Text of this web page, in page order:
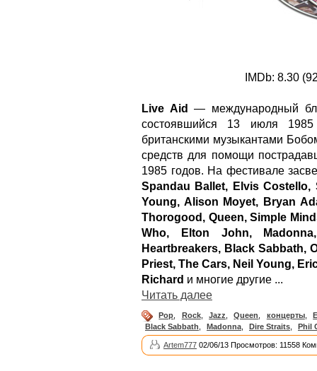
IMDb: 8.30
Live Aid
— международный
состоявшийся 13 июля 1985
британскими музыкантами
средств для помощи
1985 годов. На фестивале
Spandau Ballet, Elvis
Young, Alison Moyet, Bryan
Thorogood, Queen, Simple
Who, Elton John,
Heartbreakers, Black Sabbath,
Priest, The Cars, Neil Young,
Richard и многие другие ...
Читать далее
Pop Rock, Jazz Queen концерты,
Black Sabbath, Madonna, Dire Straits, Phil
Artem777 02/06/13 Просмотров: 11558